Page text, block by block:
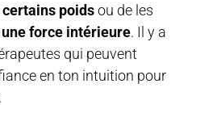
poidsou de les
force intérieure. Il y a
qui peuvent
en ton intuition pour